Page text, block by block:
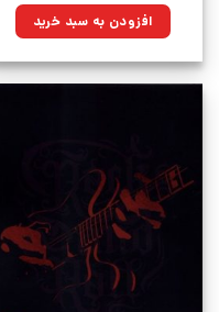
۳۲۰,۰۰۰تومان
بود.
۲۲۸,۸۰۰تومان.افزودن به سبد خرید